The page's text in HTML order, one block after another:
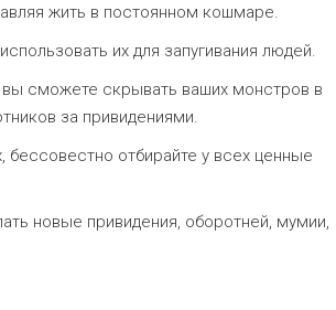
жить в постоянном кошмаре.
их для запугивания людей.
сможете скрывать ваших монстров в
за привидениями.
отбирайте у всех ценные
новые привидения, оборотней, мумии,